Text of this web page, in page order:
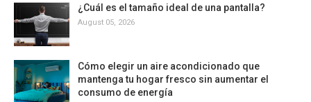
¿Cuál es el tamaño ideal de una pantalla?
August 05, 2026
Cómo elegir un aire acondicionado que
mantenga tu hogar fresco sin aumentar el
consumo de energía